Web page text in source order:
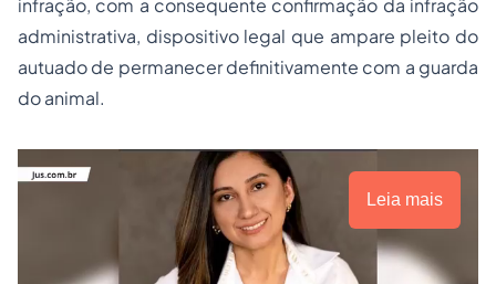
infração, com a consequente confirmação da infração
administrativa, dispositivo legal que ampare pleito do
autuado de permanecer definitivamente com a guarda
do animal.
Leia mais